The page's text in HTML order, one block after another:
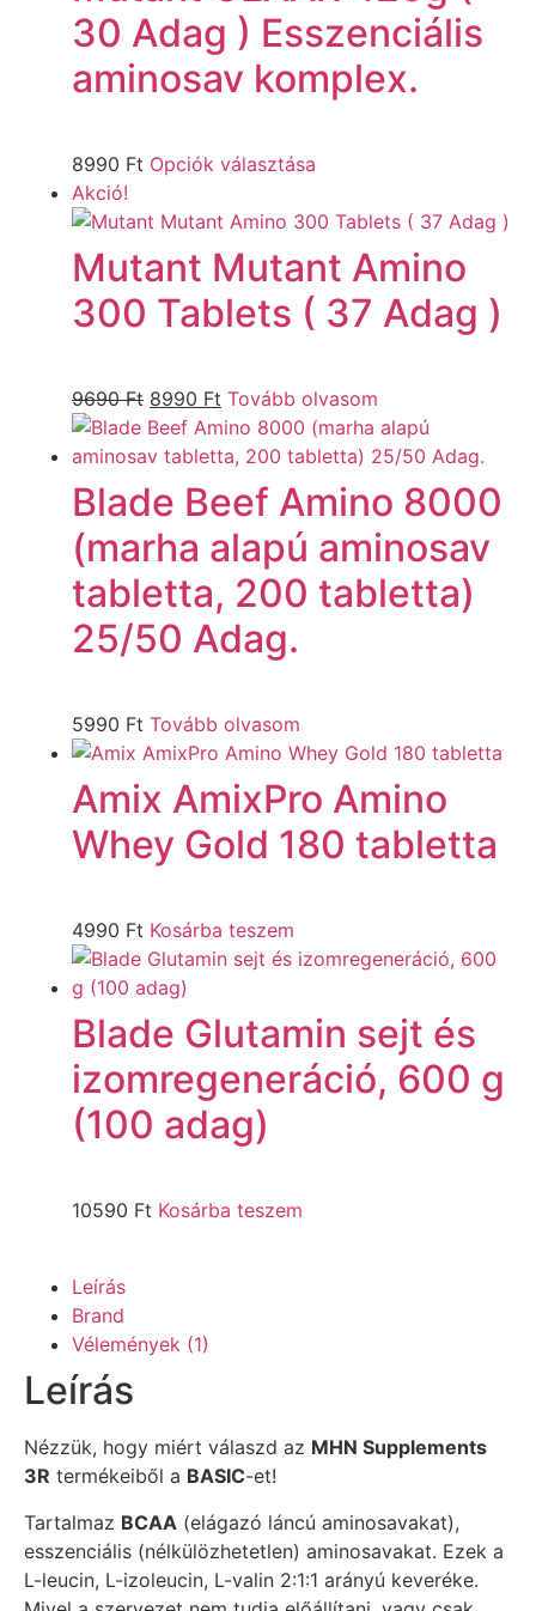
30 Adag ) Esszenciális
aminosav komplex.
8990 Ft Opciók választása
Akció!
Mutant Mutant Amino
300 Tablets ( 37 Adag )
9690Ft 8990 Ft Tovább olvasom
Blade Beef Amino 8000
(marha alapú aminosav
tabletta, 200 tabletta)
25/50 Adag.
5990 Ft Tovább olvasom
Amix AmixPro Amino
Whey Gold 180 tabletta
4990 Ft Kosárba teszem
Blade Glutamin sejt és
izomregeneráció, 600 g
(100 adag)
10590 Ft Kosárba teszem
Leírás
Brand
Vélemények (1)
Leírás
Nézzük, hogy miért válaszd az MHN Supplements
3R termékeiből a BASIC-et!
Tartalmaz BCAA (elágazó láncú aminosavakat),
esszenciális (nélkülözhetetlen) aminosavakat. Ezek a
L-leucin, L-izoleucin, L-valin 2:1:1 arányú keveréke.